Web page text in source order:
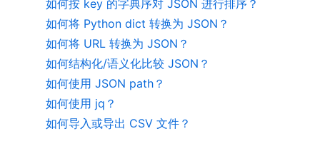
如何按 key 的字典序对 JSON 进行排序？
如何将 Python dict 转换为 JSON？
如何将 URL 转换为 JSON？
如何结构化/语义化比较 JSON？
如何使用 JSON path？
如何使用 jq？
如何导入或导出 CSV 文件？